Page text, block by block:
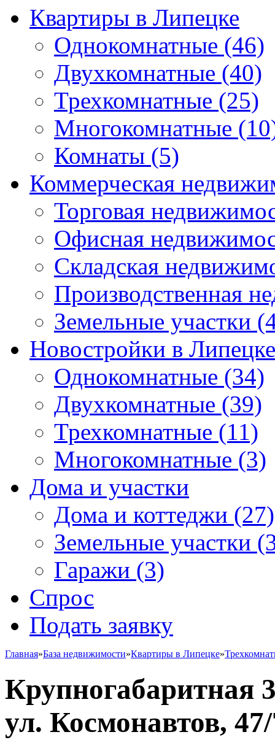
Квартиры в Липецке
Однокомнатные (46)
Двухкомнатные (40)
Трехкомнатные (25)
Многокомнатные
Комнаты (5)
Коммерческая
Торговая
Офисная
Складская
Производственная
Земельные участки
Новостройки в Липецке
Однокомнатные (34)
Двухкомнатные (39)
Трехкомнатные (11)
Многокомнатные (3)
Дома и участки
Дома и коттеджи (27)
Земельные участки
Гаражи (3)
Спрос
Подать заявку
Главная»База недвижимости»Квартиры в Липецке»
Крупногабаритная
ул. Космонавтов,